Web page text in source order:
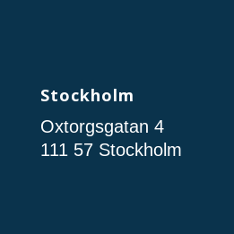
Stockholm
Oxtorgsgatan 4
111 57 Stockholm